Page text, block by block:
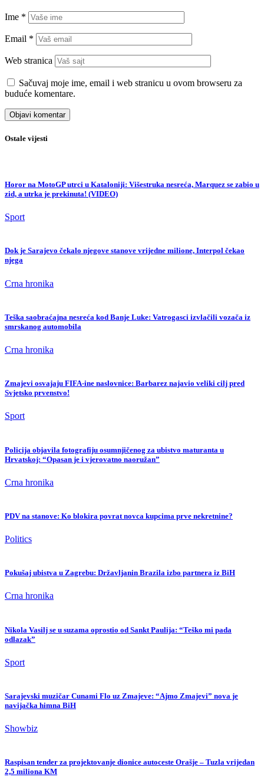
Ime *
Email *
Web stranica
Sačuvaj moje ime, email i web stranicu u ovom browseru za
buduće komentare.
Ostale vijesti
Horor na MotoGP utrci u Kataloniji: Višestruka nesreća, Marquez se zabio u
zid, a utrka je prekinuta! (VIDEO)
Sport
Dok je Sarajevo čekalo njegove stanove vrijedne milione, Interpol čekao
njega
Crna hronika
Teška saobraćajna nesreća kod Banje Luke: Vatrogasci izvlačili vozača iz
smrskanog automobila
Crna hronika
Zmajevi osvajaju FIFA-ine naslovnice: Barbarez najavio veliki cilj pred
Svjetsko prvenstvo!
Sport
Policija objavila fotografiju osumnjičenog za ubistvo maturanta u
Hrvatskoj: “Opasan je i vjerovatno naoružan”
Crna hronika
PDV na stanove: Ko blokira povrat novca kupcima prve nekretnine?
Politics
Pokušaj ubistva u Zagrebu: Državljanin Brazila izbo partnera iz BiH
Crna hronika
Nikola Vasilj se u suzama oprostio od Sankt Paulija: “Teško mi pada
odlazak”
Sport
Sarajevski muzičar Cunami Flo uz Zmajeve: “Ajmo Zmajevi” nova je
navijačka himna BiH
Showbiz
Raspisan tender za projektovanje dionice autoceste Orašje – Tuzla vrijedan
2,5 miliona KM